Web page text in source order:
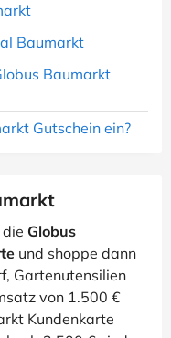
Baumarkt
Baumarkt
Gutschein ein?
Globus
und shoppe dann
Gartenutensilien
von 1.500 €
Kundenkarte